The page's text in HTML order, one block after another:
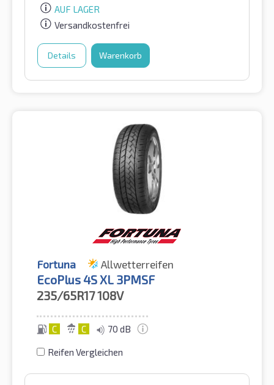
AUF LAGER
Versandkostenfrei
Details Warenkorb
Fortuna Allwetterreifen
EcoPlus 4S XL 3PMSF
235/65R17108V
C C 70 dB
Reifen Vergleichen